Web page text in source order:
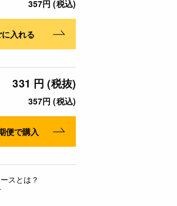
357円 (税込)
入れる
331 円 (税抜)
357円 (税込)
便で購入
スとは？